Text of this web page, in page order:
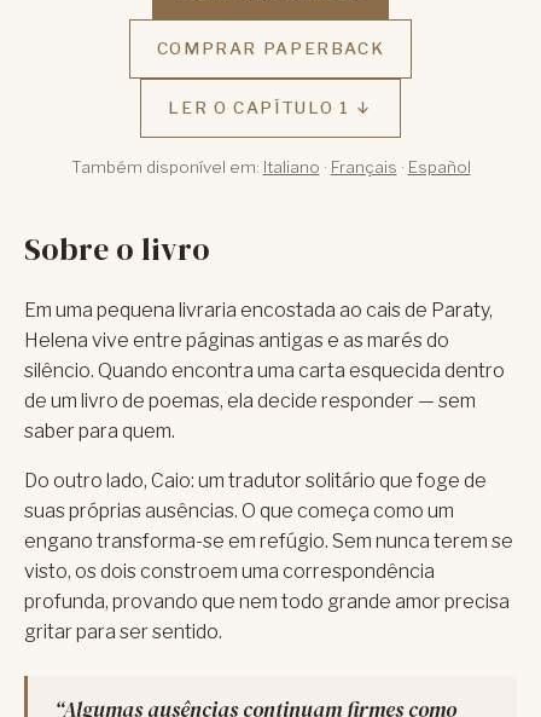
COMPRAR PAPERBACK
LER O CAPÍTULO 1 ↓
Também disponível em: Italiano · Français · Español
Sobre o livro
Em uma pequena livraria encostada ao cais de Paraty,
Helena vive entre páginas antigas e as marés do
silêncio. Quando encontra uma carta esquecida dentro
de um livro de poemas, ela decide responder — sem
saber para quem.
Do outro lado, Caio: um tradutor solitário que foge de
suas próprias ausências. O que começa como um
engano transforma-se em refúgio. Sem nunca terem se
visto, os dois constroem uma correspondência
profunda, provando que nem todo grande amor precisa
gritar para ser sentido.
“Algumas ausências continuam firmes como